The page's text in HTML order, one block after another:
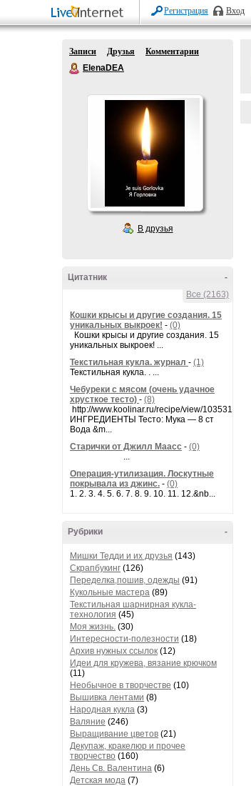
Регистрация Вход
Записи Друзья
Комментарии
ElenaDEA
В друзья
-
Цитатник
Все (2163)
Кошки крысы и другие создания. 15
уникальных выкроек! - (0)
Кошки крысы и другие создания. 15
уникальных выкроек! ...
Текстильная кукла. журнал - (1)
Текстильная кукла. . ...
Чебуреки с мясом (очень удачное
хрусткое тесто) - (8)
http://www.koolinar.ru/recipe/view/103531
ИНГРЕДИЕНТЫ Тесто: Мука — 8 ст
Вода &m...
Старички от Джилл Маасс - (0)
...
Операция-утилизация. Лоскутные
покрывала из джинс. - (0)
1. 2. 3. 4. 5. 6. 7. 8. 9. 10. 11. 12.&nb...
-
Рубрики
Мишки Тедди и их друзья (143)
Скрапбукинг (126)
Переделка,пошив, одежды (91)
Кукольные мастера (89)
Текстильная шарнирная кукла-
технология (45)
Моя жизнь. (30)
Интересности-полезности (18)
Архив нужных ссылок (12)
Идеи для кружева, вязание крючком
(11)
Необычное в творчестве (10)
Вышивка лентами (8)
Народная кукла (3)
Валяние (246)
Выращивание цветов (21)
Декупаж, кракелюр и прочее
творчество (160)
День Св. Валентина (6)
Детская мода (7)